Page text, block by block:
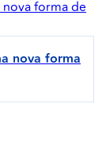
nova forma